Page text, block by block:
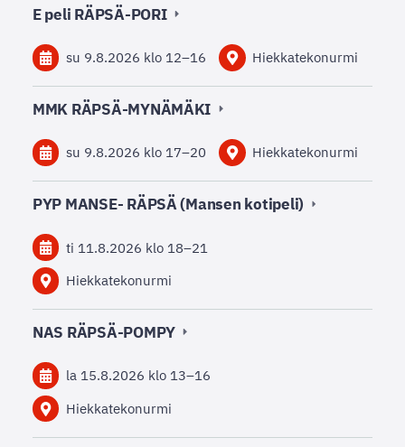
E peli RÄPSÄ-PORI
su 9.8.2026 klo 12–16 Hiekkatekonurmi
MMK RÄPSÄ-MYNÄMÄKI
su 9.8.2026 klo 17–20 Hiekkatekonurmi
PYP MANSE- RÄPSÄ (Mansen kotipeli)
ti 11.8.2026 klo 18–21
Hiekkatekonurmi
NAS RÄPSÄ-POMPY
la 15.8.2026 klo 13–16
Hiekkatekonurmi